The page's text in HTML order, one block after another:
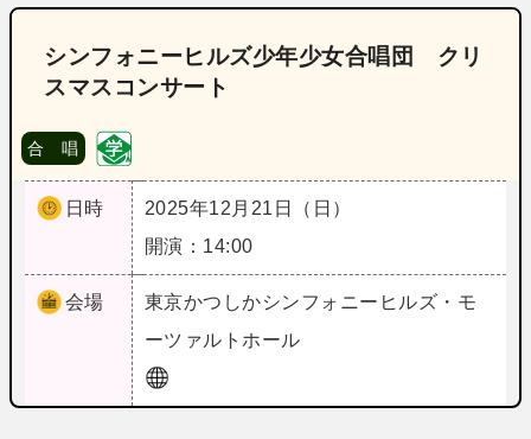
シンフォニーヒルズ少年少女合唱団 クリ
スマスコンサート
合 唱
日時
2025年12月21日（日）
開演：14:00
会場 東京かつしかシンフォニーヒルズ・モ
ーツァルトホール